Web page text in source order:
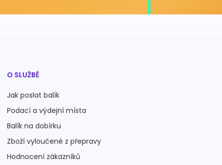
O SLUŽBĚ
Jak poslat balík
Podací a výdejní místa
Balík na dobírku
Zboží vyloučené z přepravy
Hodnocení zákazníků